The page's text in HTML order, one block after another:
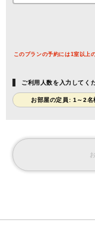
このプランの予約には1室以上
ご利用人数を入力してく
お部屋の定員: 1～2名